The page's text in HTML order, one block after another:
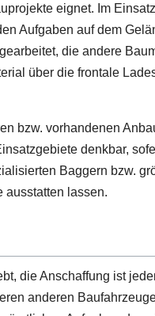
eignet. Im
Aufgaben auf dem
die andere
über die frontale
bzw. vorhandenen
denkbar,
Baggern bzw.
ausstatten lassen.
die Anschaffung ist
anderen